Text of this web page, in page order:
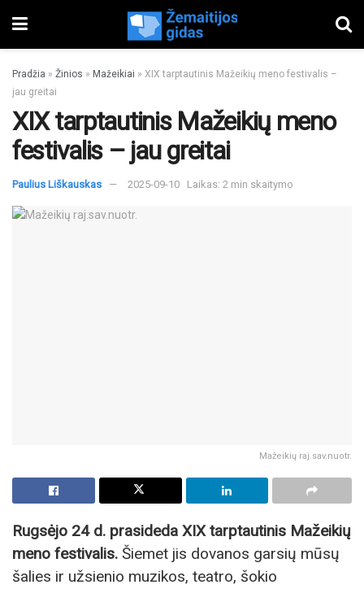
Pradžia » Žinios » Mažeikiai » XIX tarptautinis Mažeikių meno festivalis –
jau greitai
XIX tarptautinis Mažeikių meno
festivalis – jau greitai
Paulius Liškauskas 2025-09-10 Laikas: 2 min skaitymo
Mažeikių raj.sav.nuotr.
Rugsėjo 24 d. prasideda XIX tarptautinis Mažeikių
meno festivalis. Šiemet jis dovanos garsių mūsų
šalies ir užsienio muzikos, teatro, šokio